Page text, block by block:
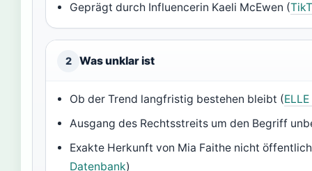
Geprägt durch Influencerin Kaeli McEwen (
2 Was unklar ist
Ob der Trend langfristig bestehen bleibt (
Ausgang des Rechtsstreits um den Begriff
Exakte Herkunft von Mia Faithe nicht
Datenbank)